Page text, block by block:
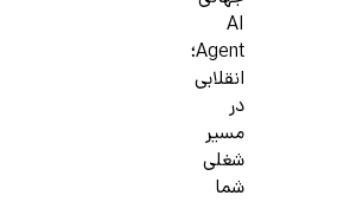
AI
Agent؛
انقلابی
در
مسیر
شغلی
شما